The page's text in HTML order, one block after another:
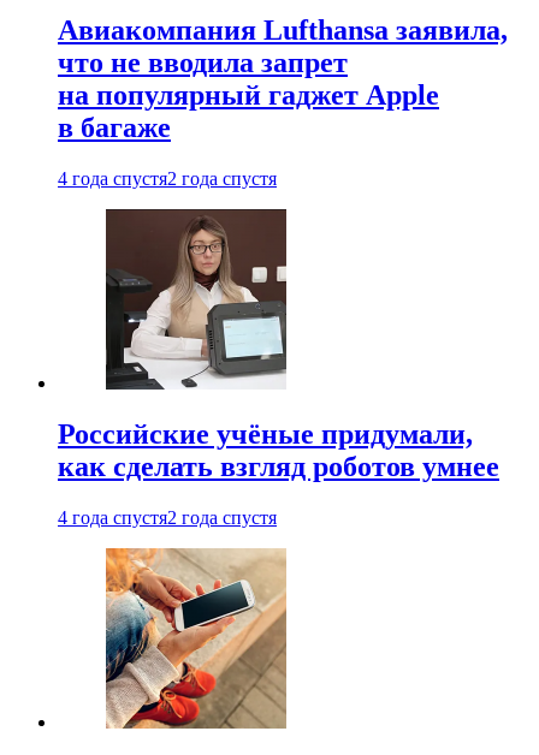
Авиакомпания Lufthansa заявила,
что не вводила запрет
на популярный гаджет Apple
в багаже
4 года спустя2 года спустя
Российские учёные придумали,
как сделать взгляд роботов умнее
4 года спустя2 года спустя